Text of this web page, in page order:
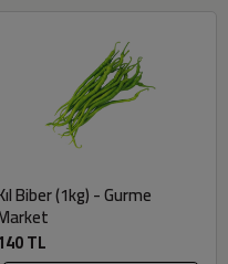
Biber (1kg) - Gurme
TL